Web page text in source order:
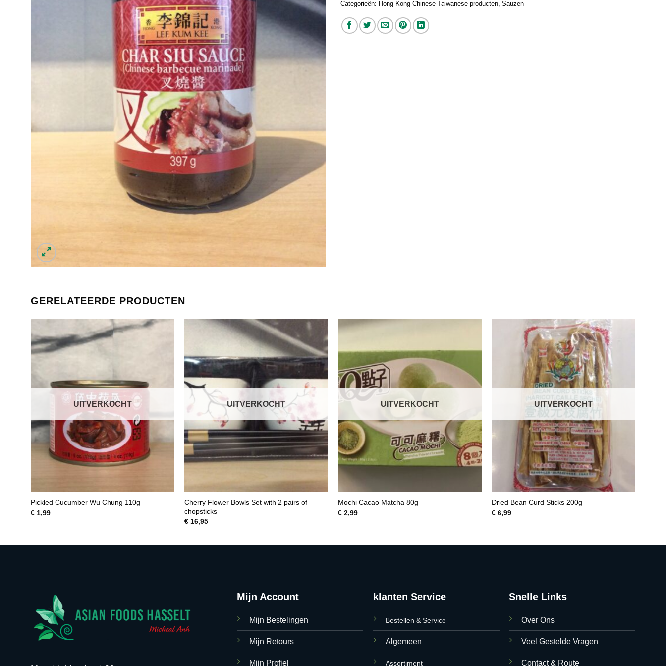
Categorieën: Hong Kong-Chinese-Taiwanese producten Sauzen
GERELATEERDE PRODUCTEN
UITVERKOCHT
Pickled Cucumber Wu Chung 110g
€1,99
UITVERKOCHT
Cherry Flower Bowls Set with 2 pairs of
chopsticks
€16,95
UITVERKOCHT
Mochi Cacao Matcha 80g
€2,99
UITVERKOCHT
Dried Bean Curd Sticks 200g
€6,99
Mijn Account
Mijn Bestelingen
Mijn Retours
Mijn Profiel
klanten Service
Bestellen & Service
Algemeen
Assortiment
Snelle Links
Over Ons
Veel Gestelde Vragen
Contact & Route